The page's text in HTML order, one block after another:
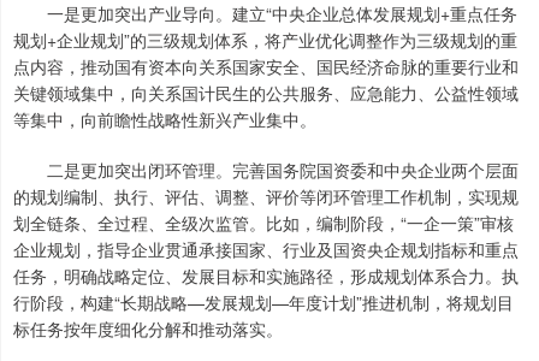
一是更加突出产业导向。建立“中央企业总体发展规划+重点任务
规划+企业规划”的三级规划体系，将产业优化调整作为三级规划的重
点内容，推动国有资本向关系国家安全、国民经济命脉的重要行业和
关键领域集中，向关系国计民生的公共服务、应急能力、公益性领域
等集中，向前瞻性战略性新兴产业集中。
二是更加突出闭环管理。完善国务院国资委和中央企业两个层面
的规划编制、执行、评估、调整、评价等闭环管理工作机制，实现规
划全链条、全过程、全级次监管。比如，编制阶段，“一企一策”审核
企业规划，指导企业贯通承接国家、行业及国资央企规划指标和重点
任务，明确战略定位、发展目标和实施路径，形成规划体系合力。执
行阶段，构建“长期战略—发展规划—年度计划”推进机制，将规划目
标任务按年度细化分解和推动落实。